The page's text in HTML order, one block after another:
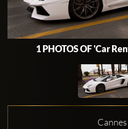
1 PHOTOS OF 'Car
Cannes